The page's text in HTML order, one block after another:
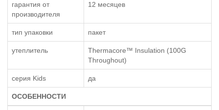
гарантия от
производителя
12 месяцев
тип упаковки пакет
утеплитель
Thermacore™ Insulation (100G
Throughout)
серия Kids да
ОСОБЕННОСТИ